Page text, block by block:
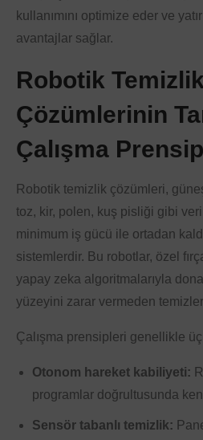
kullanımını optimize eder ve
avantajlar sağlar.
Robotik Temizlik
Çözümlerinin
Çalışma
Robotik temizlik çözümleri,
toz, kir, polen, kuş pisliği gibi
minimum iş gücü ile ortadan
sistemlerdir. Bu robotlar, özel
yapay zeka algoritmalarıyla
yüzeyini zarar vermeden
Çalışma prensipleri genellikle
Otonom hareket kabiliyeti:
programlar doğrultusunda
Sensör tabanlı temizlik: